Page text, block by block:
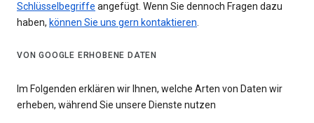
Schlüsselbegriffe angefügt. Wenn Sie dennoch Fragen dazu
haben, können Sie uns gern kontaktieren.
VON GOOGLE ERHOBENE DATEN
Im Folgenden erklären wir Ihnen, welche Arten von Daten wir
erheben, während Sie unsere Dienste nutzen